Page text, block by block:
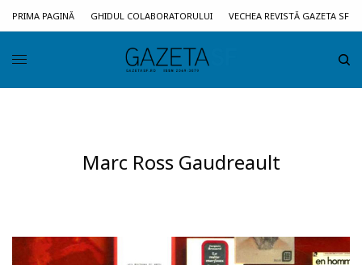
PRIMA PAGINĂ GHIDUL COLABORATORULUI VECHEA REVISTĂ GAZETA SF
Marc Ross Gaudreault